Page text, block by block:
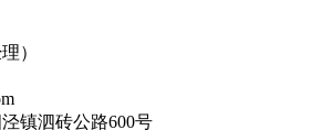
）
镇泗砖公路600号